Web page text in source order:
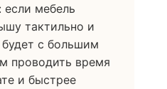
если мебель
тактильно и
будет с большим
проводить время
и быстрее